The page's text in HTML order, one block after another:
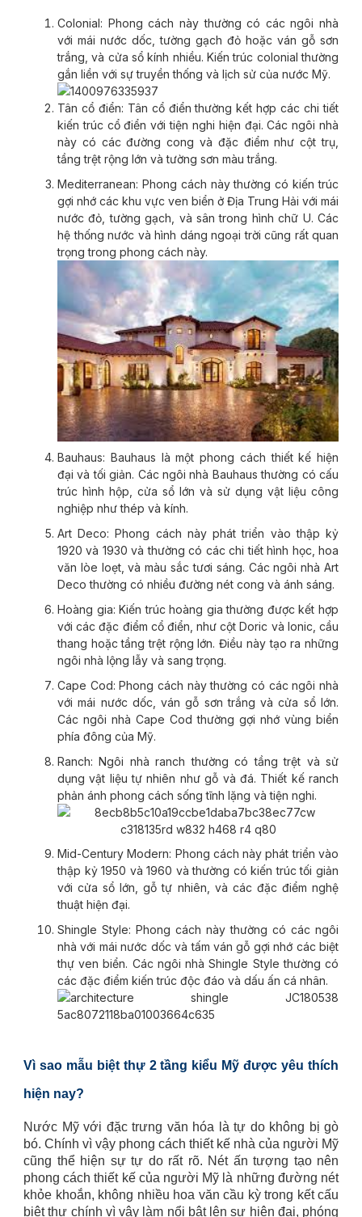
Colonial: Phong cách này thường có các ngôi nhà
với mái nước dốc, tường gạch đỏ hoặc ván gỗ sơn
trắng, và cửa sổ kính nhiều. Kiến trúc colonial thường
gắn liền với sự truyền thống và lịch sử của nước Mỹ.
Tân cổ điển: Tân cổ điển thường kết hợp các chi tiết
kiến trúc cổ điển với tiện nghi hiện đại. Các ngôi nhà
này có các đường cong và đặc điểm như cột trụ,
tầng trệt rộng lớn và tường sơn màu trắng.
Mediterranean: Phong cách này thường có kiến trúc
gợi nhớ các khu vực ven biển ở Địa Trung Hải với mái
nước đỏ, tường gạch, và sân trong hình chữ U. Các
hệ thống nước và hình dáng ngoại trời cũng rất quan
trọng trong phong cách này.
Bauhaus: Bauhaus là một phong cách thiết kế hiện
đại và tối giản. Các ngôi nhà Bauhaus thường có cấu
trúc hình hộp, cửa sổ lớn và sử dụng vật liệu công
nghiệp như thép và kính.
Art Deco: Phong cách này phát triển vào thập kỷ
1920 và 1930 và thường có các chi tiết hình học, hoa
văn lòe loẹt, và màu sắc tươi sáng. Các ngôi nhà Art
Deco thường có nhiều đường nét cong và ánh sáng.
Hoàng gia: Kiến trúc hoàng gia thường được kết hợp
với các đặc điểm cổ điển, như cột Doric và Ionic, cầu
thang hoặc tầng trệt rộng lớn. Điều này tạo ra những
ngôi nhà lộng lẫy và sang trọng.
Cape Cod: Phong cách này thường có các ngôi nhà
với mái nước dốc, ván gỗ sơn trắng và cửa sổ lớn.
Các ngôi nhà Cape Cod thường gợi nhớ vùng biển
phía đông của Mỹ.
Ranch: Ngôi nhà ranch thường có tầng trệt và sử
dụng vật liệu tự nhiên như gỗ và đá. Thiết kế ranch
phản ánh phong cách sống tĩnh lặng và tiện nghi.
Mid-Century Modern: Phong cách này phát triển vào
thập kỷ 1950 và 1960 và thường có kiến trúc tối giản
với cửa sổ lớn, gỗ tự nhiên, và các đặc điểm nghệ
thuật hiện đại.
Shingle Style: Phong cách này thường có các ngôi
nhà với mái nước dốc và tấm ván gỗ gợi nhớ các biệt
thự ven biển. Các ngôi nhà Shingle Style thường có
các đặc điểm kiến trúc độc đáo và dấu ấn cá nhân.
Vì sao mẫu biệt thự 2 tầng kiểu Mỹ được yêu thích
hiện nay?
Nước Mỹ với đặc trưng văn hóa là tự do không bị gò
bó. Chính vì vậy phong cách thiết kế nhà của người Mỹ
cũng thể hiện sự tự do rất rõ. Nét ấn tượng tạo nên
phong cách thiết kế của người Mỹ là những đường nét
khỏe khoắn, không nhiều hoa văn cầu kỳ trong kết cấu
biệt thự chính vì vậy làm nổi bật lên sự hiện đại, phóng